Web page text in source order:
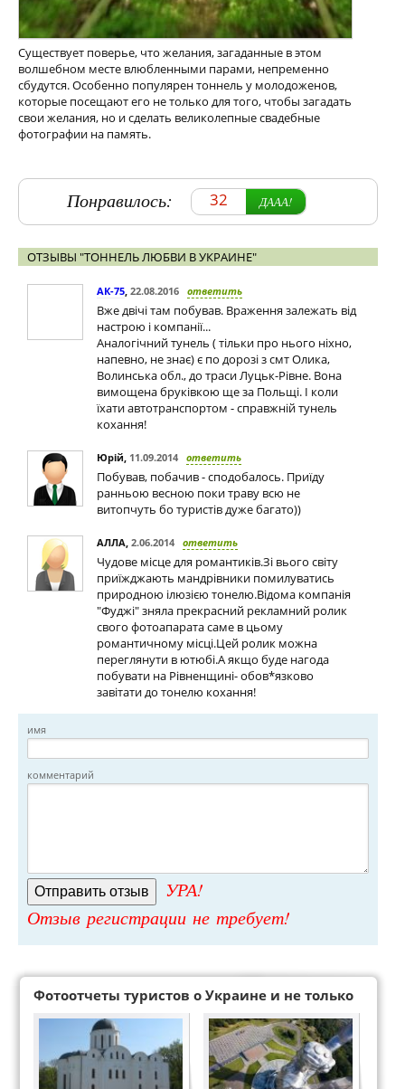
Существует поверье, что желания, загаданные в этом
волшебном месте влюбленными парами, непременно
сбудутся. Особенно популярен тоннель у молодоженов,
которые посещают его не только для того, чтобы загадать
свои желания, но и сделать великолепные свадебные
фотографии на память.
Понравилось: 32 ДААА!
ОТЗЫВЫ "ТОННЕЛЬ ЛЮБВИ В УКРАИНЕ"
АК-75 22.08.2016 ответить
Вже двічі там побував. Враження залежать від
настрою і компанії...
Аналогічний тунель ( тільки про нього ніхно,
напевно, не знає) є по дорозі з смт Олика,
Волинська обл., до траси Луцьк-Рівне. Вона
вимощена бруківкою ще за Польщі. І коли
їхати автотранспортом - справжній тунель
кохання!
Юрій 11.09.2014 ответить
Побував, побачив - сподобалось. Приїду
ранньою весною поки траву всю не
витопчуть бо туристів дуже багато))
АЛЛА 2.06.2014 ответить
Чудове місце для романтиків.Зі вього світу
приїжджають мандрівники помилуватись
природною ілюзією тонелю.Відома компанія
"Фуджі" зняла прекрасний рекламний ролик
свого фотоапарата саме в цьому
романтичному місці.Цей ролик можна
переглянути в ютюбі.А якщо буде нагода
побувати на Рівненщині- обов*язково
завітати до тонелю кохання!
имя
комментарий
УРА!
Отзыв регистрации не требует!
Фотоотчеты туристов о Украине и не только